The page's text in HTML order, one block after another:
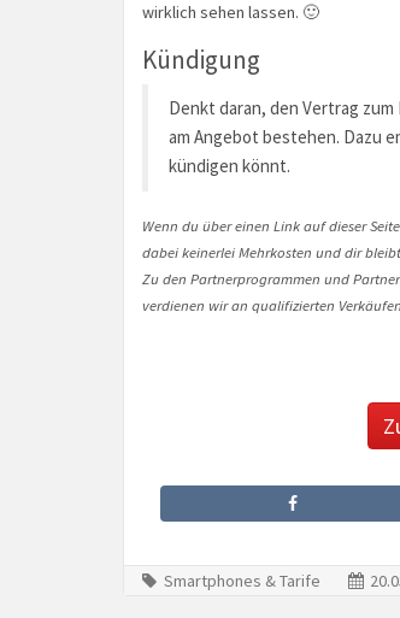
wirklich sehen lassen. 🙂
Kündigung
Denkt daran, den Vertrag
am Angebot bestehen. Dazu
kündigen könnt.
Wenn du über einen Link auf dieser
dabei keinerlei Mehrkosten und dir
Zu den Partnerprogrammen und
verdienen wir an qualifizierten Verkäufen.
Smartphones & Tarife